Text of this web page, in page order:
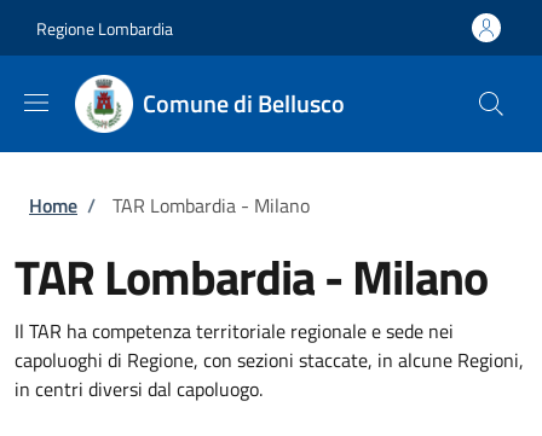
Regione Lombardia
Comune di Bellusco
Briciole di pane
Home / TAR Lombardia - Milano
TAR Lombardia - Milano
Il TAR ha competenza territoriale regionale e sede nei
capoluoghi di Regione, con sezioni staccate, in alcune Regioni,
in centri diversi dal capoluogo.